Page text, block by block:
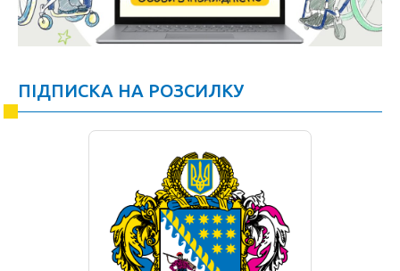
ПІДПИСКА НА РОЗСИЛКУ